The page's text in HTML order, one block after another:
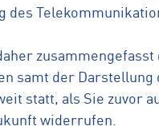
samt der
statt, als Sie zuvor
widerrufen.